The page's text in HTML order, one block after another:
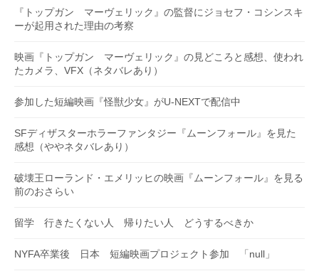
『トップガン マーヴェリック』の監督にジョセフ・コシンスキ
ーが起用された理由の考察
映画『トップガン マーヴェリック』の見どころと感想、使われ
たカメラ、VFX（ネタバレあり）
参加した短編映画『怪獣少女』がU-NEXTで配信中
SFディザスターホラーファンタジー『ムーンフォール』を見た
感想（ややネタバレあり）
破壊王ローランド・エメリッヒの映画『ムーンフォール』を見る
前のおさらい
留学 行きたくない人 帰りたい人 どうするべきか
NYFA卒業後 日本 短編映画プロジェクト参加 「null」